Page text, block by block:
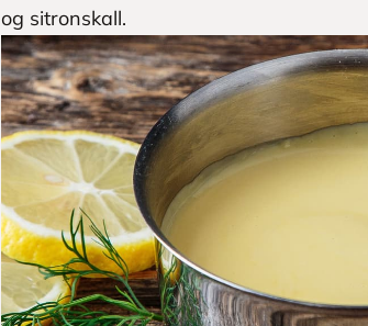
og sitronskall.